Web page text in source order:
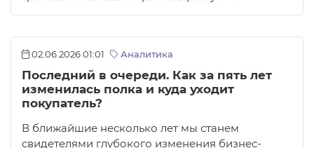
02.06.2026 01:01 Аналитика
Последний в очереди. Как за пять лет
изменилась полка и куда уходит
покупатель?
В ближайшие несколько лет мы станем
свидетелями глубокого изменения бизнес-